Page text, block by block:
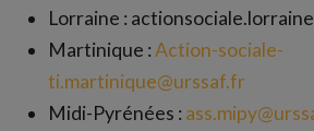
Lorraine :
Martinique :Action-sociale-
ti.martinique@urssaf.fr
Midi-Pyrénées :